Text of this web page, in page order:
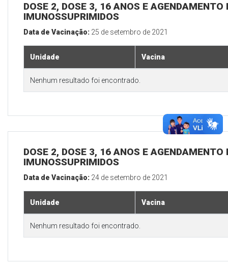
DOSE 2, DOSE 3, 16 ANOS E
IMUNOSSUPRIMIDOS
Data de Vacinação: 25 de setembro de 2021
Unidade Vacina
Nenhum resultado foi encontrado.
DOSE 2, DOSE 3, 16 ANOS E
IMUNOSSUPRIMIDOS
Data de Vacinação: 24 de setembro de 2021
Unidade Vacina
Nenhum resultado foi encontrado.